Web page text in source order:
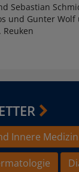
Sebastian
und Gunter
Innere Medizin